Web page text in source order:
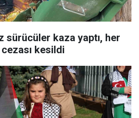
sürücüler kaza yaptı, her
kesildi